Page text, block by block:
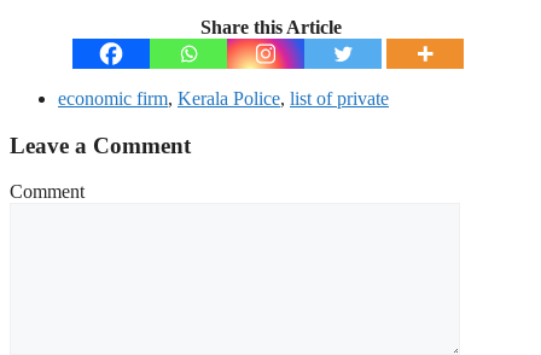
Share this Article
economic firm, Kerala Police, list of private
Leave a Comment
Comment